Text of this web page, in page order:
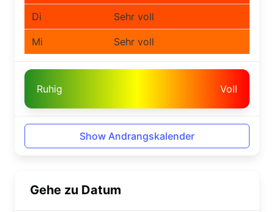
Di Sehr voll
Mi Sehr voll
Ruhig Voll
Show Andrangskalender
Gehe zu Datum